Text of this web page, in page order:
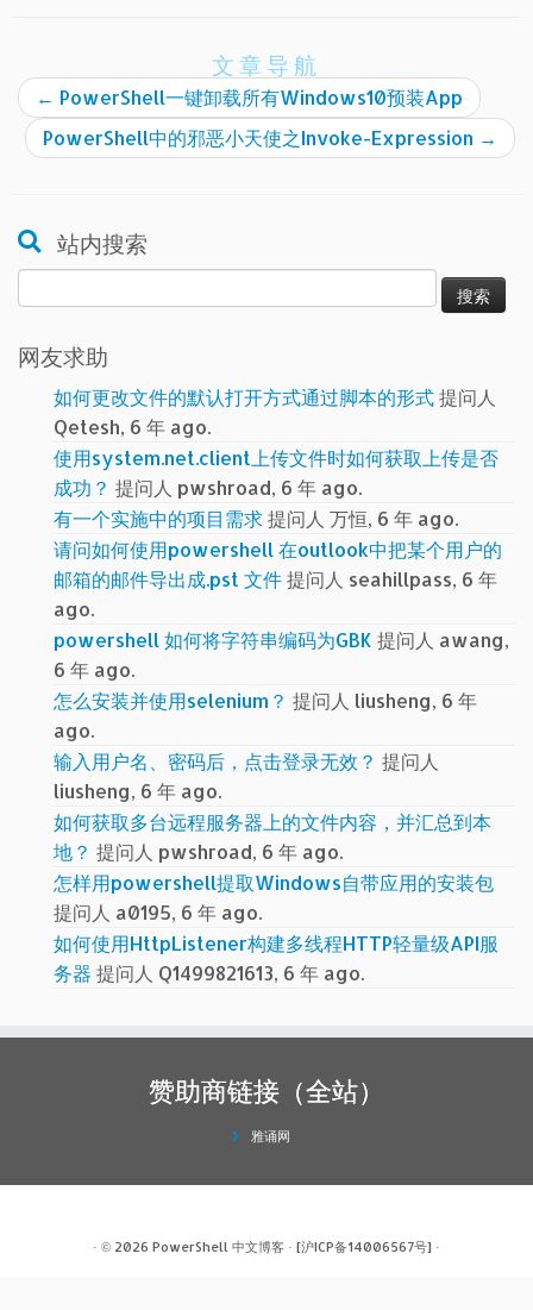
文章导航
← PowerShell一键卸载所有Windows10预装App
PowerShell中的邪恶小天使之Invoke-Expression →
站内搜索
索：
网友求助
如何更改文件的默认打开方式通过脚本的形式提问人
Qetesh, 6 年 ago.
使用system.net.client上传文件时如何获取上传是否
成功？ 提问人 pwshroad, 6 年 ago.
有一个实施中的项目需求提问人 万恒, 6 年 ago.
请问如何使用powershell 在outlook中把某个用户的
邮箱的邮件导出成.pst 文件提问人 seahillpass, 6 年
ago.
powershell 如何将字符串编码为GBK 提问人 awang,
6 年 ago.
怎么安装并使用selenium？ 提问人 liusheng, 6 年
ago.
输入用户名、密码后，点击登录无效？ 提问人
liusheng, 6 年 ago.
如何获取多台远程服务器上的文件内容，并汇总到本
地？ 提问人 pwshroad, 6 年 ago.
怎样用powershell提取Windows自带应用的安装包
提问人 a0195, 6 年 ago.
如何使用HttpListener构建多线程HTTP轻量级API服
务器 提问人 Q1499821613, 6 年 ago.
赞助商链接（全站）
雅诵网
· © 2026 PowerShell 中文博客 · [沪ICP备14006567号] ·